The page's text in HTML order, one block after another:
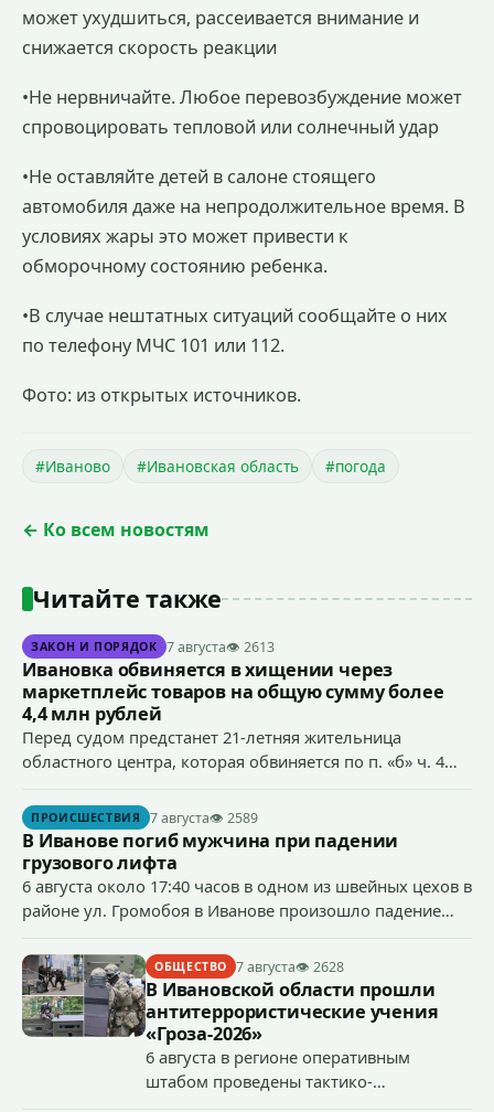
может ухудшиться, рассеивается внимание и
снижается скорость реакции
•Не нервничайте. Любое перевозбуждение может
спровоцировать тепловой или солнечный удар
•Не оставляйте детей в салоне стоящего
автомобиля даже на непродолжительное время. В
условиях жары это может привести к
обморочному состоянию ребенка.
•В случае нештатных ситуаций сообщайте о них
по телефону МЧС 101 или 112.
Фото: из открытых источников.
#Иваново #Ивановская область #погода
← Ко всем новостям
Читайте также
ЗАКОН И ПОРЯДОК 7 августа👁 2613
Ивановка обвиняется в хищении через
маркетплейс товаров на общую сумму более
4,4 млн рублей
Перед судом предстанет 21-летняя жительница
областного центра, которая обвиняется по п. «б» ч. 4
сумму более 4,4 млн рублей через маркетплейс.
ПРОИСШЕСТВИЯ 7 августа👁 2589
В Иванове погиб мужчина при падении
грузового лифта
6 августа около 17:40 часов в одном из швейных цехов в
районе ул. Громобоя в Иванове произошло падение
ОБЩЕСТВО 7 августа👁 2628
В Ивановской области прошли
антитеррористические учения
«Гроза-2026»
6 августа в регионе оперативным
штабом проведены тактико-